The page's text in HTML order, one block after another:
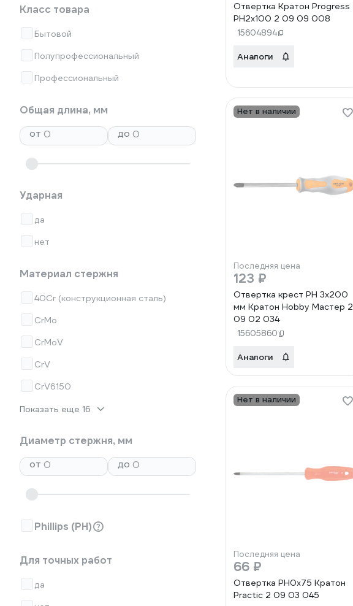
Класс товара
Бытовой
Полупрофессиональный
Профессиональный
Общая длина, мм
от
до
Ударная
да
нет
Материал стержня
40Cr (конструкционная сталь)
CrMo
CrMoV
CrV
CrV6150
Показать еще 16
Диаметр стержня, мм
от
до
Phillips (PH)
Для точных работ
да
Отвертка Кратон Progress
PH2x100 2 09 09 008
15604894
Аналоги
Нет в наличии
Последняя цена
123 ₽
Отвертка крест РН 3x200
мм Кратон Hobby Мастер 2
09 02 034
15605860
Аналоги
Нет в наличии
Последняя цена
66 ₽
Отвертка PH0х75 Кратон
Practic 2 09 03 045